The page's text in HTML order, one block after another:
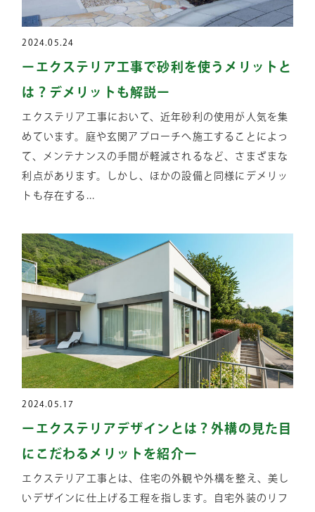
2024.05.24
ーエクステリア工事で砂利を使うメリットと
は？デメリットも解説ー
エクステリア工事において、近年砂利の使用が人気を集
めています。庭や玄関アプローチへ施工することによっ
て、メンテナンスの手間が軽減されるなど、さまざまな
利点があります。しかし、ほかの設備と同様にデメリッ
トも存在する...
2024.05.17
ーエクステリアデザインとは？外構の見た目
にこだわるメリットを紹介ー
エクステリア工事とは、住宅の外観や外構を整え、美し
いデザインに仕上げる工程を指します。自宅外装のリフ